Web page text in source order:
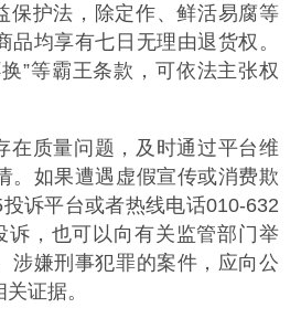
保护法，除定作、鲜活易腐等
品均享有七日无理由退货权。
”等霸王条款，可依法主张权
在质量问题，及时通过平台维
。如果遭遇虚假宣传或消费欺
诉平台或者热线电话010-632
诉，也可以向有关监管部门举
涉嫌刑事犯罪的案件，应向公
证据。